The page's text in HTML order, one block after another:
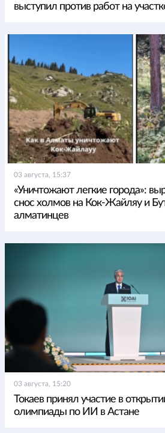
выступил против работ на
03 августа, 15:37
«Уничтожают легкие города»:
снос холмов на Кок-Жайляу и
алматинцев
03 августа, 15:20
Токаев принял участие в
олимпиады по ИИ в Астане